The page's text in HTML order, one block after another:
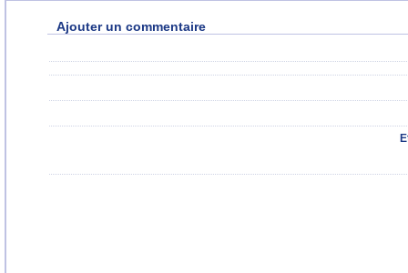
Ajouter un commentaire